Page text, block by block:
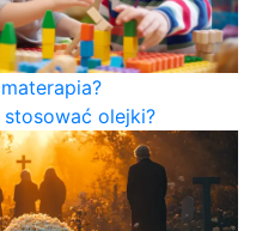
olejki?